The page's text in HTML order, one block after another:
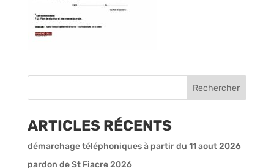
ARTICLES RÉCENTS
démarchage téléphoniques à partir du 11 aout 2026
pardon de St Fiacre 2026